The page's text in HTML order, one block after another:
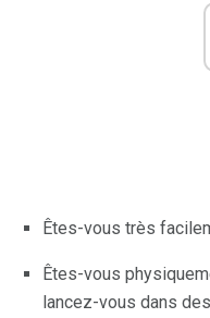
Êtes-vous très
Êtes-vous
lancez-vous dans